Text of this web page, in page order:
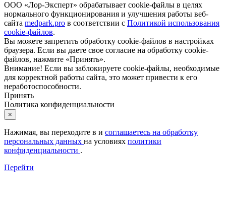
ООО «Лор-Эксперт» обрабатывает cookie-файлы в целях
нормального функционирования и улучшения работы веб-
сайта medpark.pro в соответствии с Политикой использования
cookie-файлов.
Вы можете запретить обработку cookie-файлов в настройках
браузера. Если вы даете свое согласие на обработку cookie-
файлов, нажмите «Принять».
Внимание! Если вы заблокируете cookie-файлы, необходимые
для корректной работы сайта, это может привести к его
неработоспособности.
Принять
Политика конфиденциальности
×
Нажимая, вы переходите в и соглашаетесь на обработку
персональных данных на условиях политики
конфиденциальности .
Перейти